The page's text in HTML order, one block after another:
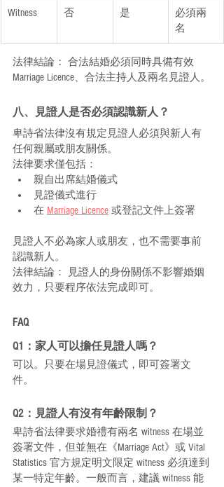
Witness 否 是
必須兩
名
法律結論： 合法結婚必須同時具備有效
Marriage Licence、合法主持人及兩名見證人。
八、見證人是否必須認識新人？
卑詩省法律沒有規定見證人必須與新人有
任何親屬或朋友關係。
法律要求僅包括：
親自出席結婚儀式
見證儀式進行
在 Marriage Licence 或登記文件上簽署
見證人不必為家人或朋友，也不需要事前
認識新人。
法律結論： 見證人的身份關係不影響婚姻
效力，只要程序依法完成即可。
FAQ
Q1：家人可以擔任見證人嗎？
可以。只要在場見證儀式，即可簽署文
件。
Q2：見證人有沒有年齡限制？
卑詩省法律要求婚禮有兩名 witness 在場並
簽署文件，但並無在《Marriage Act》或 Vital
Statistics 官方規定明文限定 witness 必須達到
某一特定年齡。一般而言，建議 witness 能